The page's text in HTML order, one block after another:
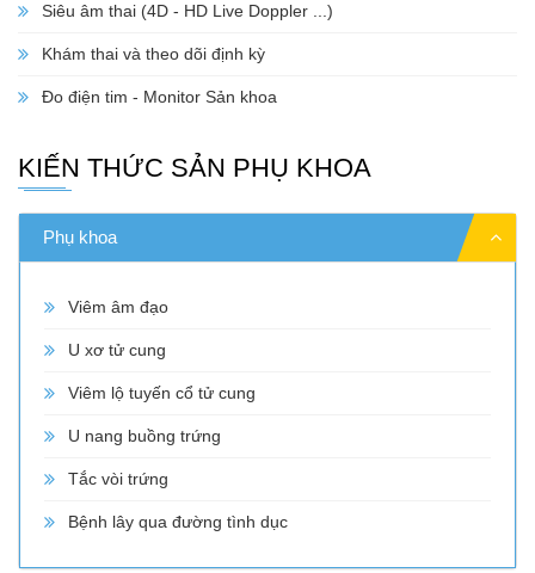
Siêu âm thai (4D - HD Live Doppler ...)
Khám thai và theo dõi định kỳ
Đo điện tim - Monitor Sản khoa
KIẾN THỨC SẢN PHỤ KHOA
Phụ khoa
Viêm âm đạo
U xơ tử cung
Viêm lộ tuyến cổ tử cung
U nang buồng trứng
Tắc vòi trứng
Bệnh lây qua đường tình dục